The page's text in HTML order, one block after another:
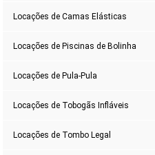
Locações de Camas Elásticas
Locações de Piscinas de Bolinha
Locações de Pula-Pula
Locações de Tobogãs Infláveis
Locações de Tombo Legal